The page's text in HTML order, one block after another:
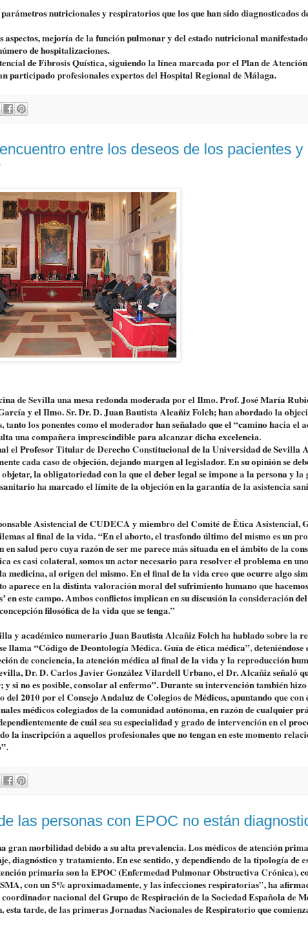
nutricionales y respiratorios que los que han sido diagnosticados
mejoría de la función pulmonar y del estado nutricional
de hospitalizaciones.
de Fibrosis Quística, siguiendo la línea marcada por el Plan de
participado profesionales expertos del Hospital Regional de Málaga.
entre los deseos de los pacientes y
de Sevilla una mesa redonda moderada por el Ilmo. Prof. José María
y el Ilmo. Sr. Dr. D. Juan Bautista Alcañiz Folch; han abordado la
los ponentes como el moderador han señalado que el “camino hacia el
una compañera imprescindible para alcanzar dicha excelencia.
el Profesor Titular de Derecho Constitucional de la Universidad de Sevilla
cada caso de objeción, dejando margen al legislador. En su opinión se
la obligatoriedad con la que el deber legal se impone a la persona y la
ha marcado el límite de la objeción en la garantía de la asistencia
Asistencial de CUDECA y miembro del Comité de Ética Asistencial,
al final de la vida. “En el aborto, el trasfondo último del mismo es un
salud pero cuya razón de ser me parece más situada en el ámbito de la
es casi colateral, somos un actor necesario para resolver el problema en
medicina, al origen del mismo. En el final de la vida creo que ocurre algo
en la distinta valoración moral del sufrimiento humano que
en este campo. Ambos conflictos implican en su discusión la consideración
filosófica de la vida que se tenga.”
y académico numerario Juan Bautista Alcañiz Folch ha hablado sobre la
llama “Código de Deontología Médica. Guía de ética médica”, deteniéndose
de conciencia, la atención médica al final de la vida y la reproducción
Dr. D. Carlos Javier González Vilardell Urbano, el Dr. Alcañiz señaló
si no es posible, consolar al enfermo”. Durante su intervención también
2010 por el Consejo Andaluz de Colegios de Médicos, apuntando que con
médicos colegiados de la comunidad autónoma, en razón de cualquier
de cuál sea su especialidad y grado de intervención en el
inscripción a aquellos profesionales que no tengan en este momento
las personas con EPOC no están
gran morbilidad debido a su alta prevalencia. Los médicos de atención
diagnóstico y tratamiento. En ese sentido, y dependiendo de la tipología de
primaria son la EPOC (Enfermedad Pulmonar Obstructiva Crónica),
con un 5% aproximadamente, y las infecciones respiratorias”, ha
nacional del Grupo de Respiración de la Sociedad Española de
tarde, de las primeras Jornadas Nacionales de Respiratorio que